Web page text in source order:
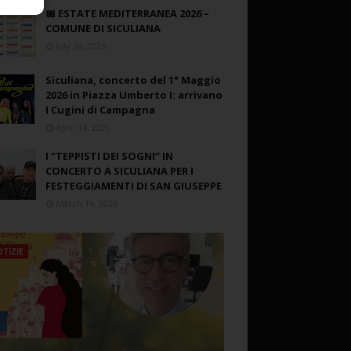
📅 ESTATE MEDITERRANEA 2026 –
COMUNE DI SICULIANA
Siculiana, concerto del 1° Maggio
2026 in Piazza Umberto I: arrivano
I Cugini di Campagna
I “TEPPISTI DEI SOGNI” IN
CONCERTO A SICULIANA PER I
FESTEGGIAMENTI DI SAN GIUSEPPE